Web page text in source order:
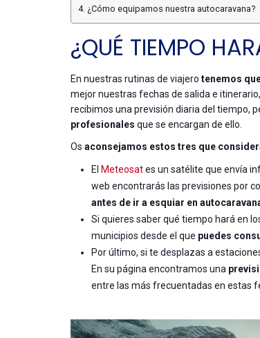
¿Cómo equipamos nuestra autocaravana?
¿QUÉ TIEMPO
En nuestras rutinas de viajero tenemos
mejor nuestras fechas de salida e
recibimos una previsión diaria del tiempo,
profesionales que se encargan de ello.
Os aconsejamos estos tres que
El Meteosates un satélite que envía
web encontrarás las previsiones por
antes de ir a esquiar en
Si quieres saber qué tiempo hará en
municipios desde el que puedes
Por último, si te desplazas a
En su página encontramos una
entre las más frecuentadas en estas